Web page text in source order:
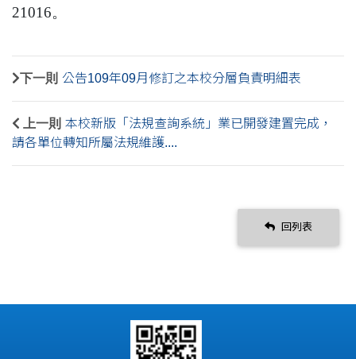
21016。
下一則 公告109年09月修訂之本校分層負責明細表
上一則 本校新版「法規查詢系統」業已開發建置完成，
請各單位轉知所屬法規維護....
回列表